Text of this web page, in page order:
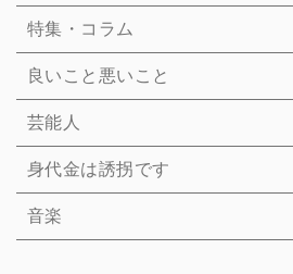
特集・コラム
良いこと悪いこと
芸能人
身代金は誘拐です
音楽